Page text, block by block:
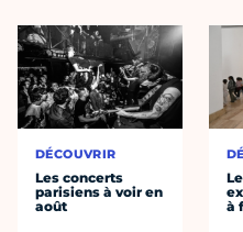
DÉCOUVRIR
Les concerts
parisiens à voir en
août
à